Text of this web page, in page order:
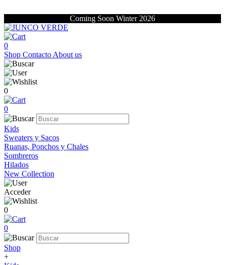
Coming Soon Winter 2026
0
Shop Contacto About us
0
0
Kids
Sweaters y Sacos
Ruanas, Ponchos y Chales
Sombreros
Hilados
New Collection
Acceder
0
0
Shop
+